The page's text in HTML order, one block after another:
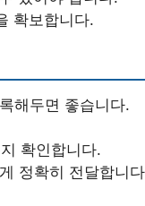
확보합니다.
해두면 좋습니다.
확인합니다.
정확히 전달합니